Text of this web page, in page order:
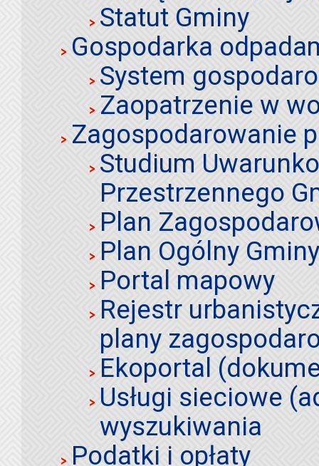
Statut Gminy
Gospodarka
System
Zaopatrzenie w
Zagospodarowanie
Studium
Przestrzennego
Plan
Plan Ogólny
Portal mapowy
Rejestr
plany
Ekoportal
Usługi sieciowe
wyszukiwania
Podatki i opłaty